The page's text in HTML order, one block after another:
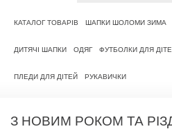
КАТАЛОГ ТОВАРІВ ШАПКИ ШОЛОМИ ЗИМА
ДИТЯЧІ ШАПКИ ОДЯГ ФУТБОЛКИ ДЛЯ
ПЛЕДИ ДЛЯ ДІТЕЙ РУКАВИЧКИ
З НОВИМ РОКОМ ТА